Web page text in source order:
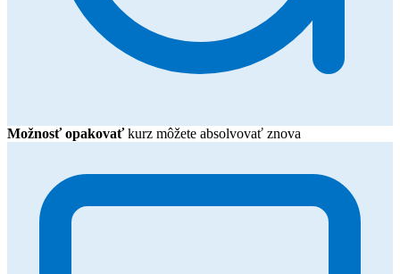
Možnosť opakovať kurz môžete absolvovať znova